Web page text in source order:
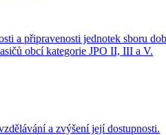
a připravenosti jednotek sboru
obcí kategorie JPO II, III a V.
a zvýšení její dostupnosti.